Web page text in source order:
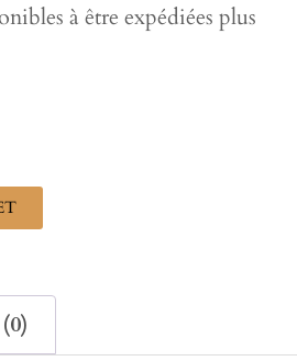
à être expédiées plus